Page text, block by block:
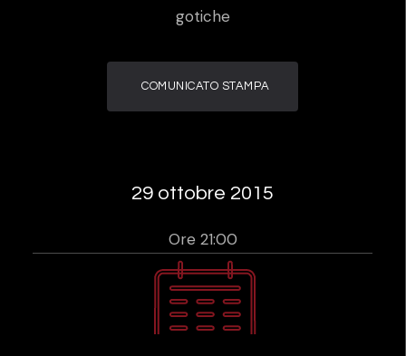
gotiche
COMUNICATO STAMPA
29 ottobre 2015
Ore 21:00